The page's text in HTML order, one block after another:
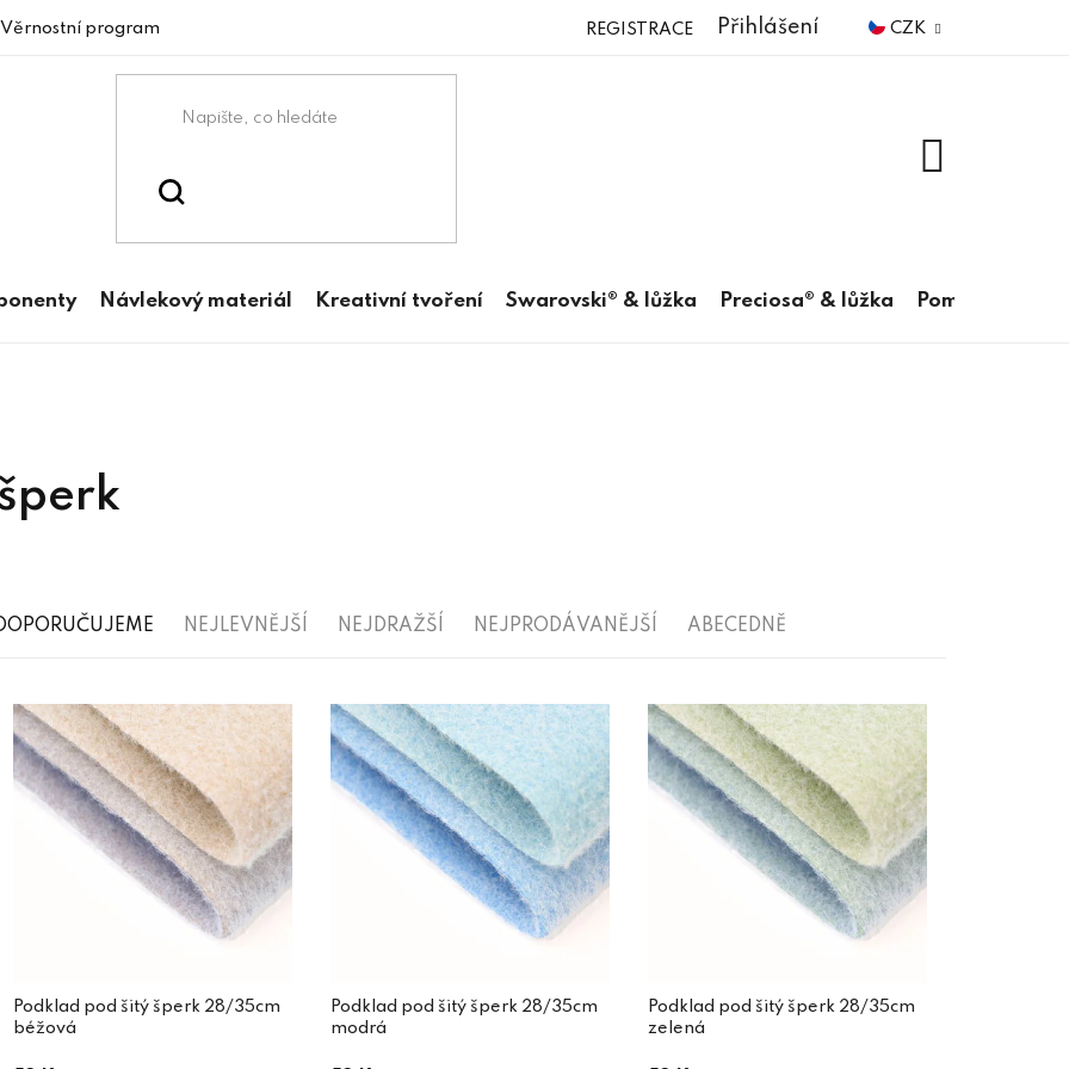
Věrnostní program CZK
Přihlášení
REGISTRACE
Návlekový materiál Kreativní tvoření Swarovski® & lůžka Preciosa® & lůžka Pomůcky
z
e
n
u
NEJLEVNĚJŠÍ NEJDRAŽŠÍ NEJPRODÁVANĚJŠÍ ABECEDNĚ
V
ý
p
dPodklad pod šitý šperk 28/35cm
béžová
Podklad pod šitý šperk 28/35cm
modrá
Podklad pod šitý šperk 28/35cm
zelená